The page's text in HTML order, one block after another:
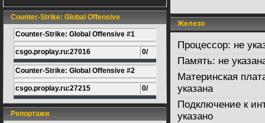
Counter-Strike: Global Offensive
Counter-Strike: Global Offensive #1
csgo.proplay.ru:27016 0/
Counter-Strike: Global Offensive #2
csgo.proplay.ru:27215 0/
Репортажи
Железо
Процессор: не
Память: не
Материнская
указана
Подключение к
указано